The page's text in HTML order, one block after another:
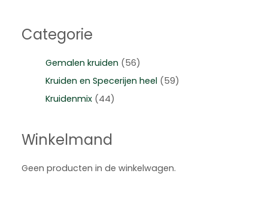
Categorie
Gemalen kruiden (56)
Kruiden en Specerijen heel (59)
Kruidenmix (44)
Winkelmand
Geen producten in de winkelwagen.